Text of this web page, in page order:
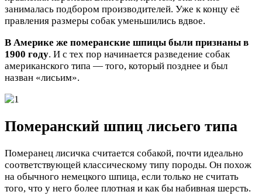
занималась подбором производителей. Уже к концу её
правления размеры собак уменьшились вдвое.
В Америке же померанские шпицы были признаны в
1900 году. И с тех пор начинается разведение собак
американского типа — того, который позднее и был
назван «лисьим».
Померанский шпиц лисьего типа
Померанец лисичка считается собакой, почти идеально
соответствующей классическому типу породы. Он похож
на обычного немецкого шпица, если только не считать
того, что у него более плотная и как бы набивная шерсть.